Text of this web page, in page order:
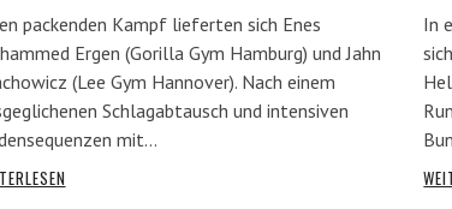
packenden Kampf lieferten sich Enes
Ergen (Gorilla Gym Hamburg) und Jahn
(Lee Gym Hannover). Nach einem
Schlagabtausch und intensiven
mit…
In